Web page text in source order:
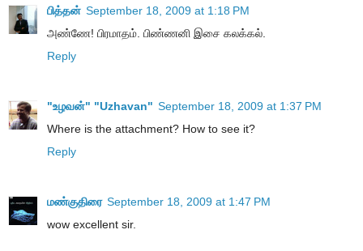
பித்தன் September 18, 2009 at 1:18 PM
அண்ணே! பிரமாதம். பிண்ணனி இசை கலக்கல்.
Reply
"உழவன்" "Uzhavan" September 18, 2009 at 1:37 PM
Where is the attachment? How to see it?
Reply
மண்குதிரை September 18, 2009 at 1:47 PM
wow excellent sir.